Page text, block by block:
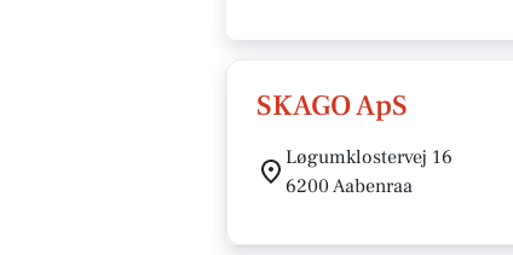
SKAGO ApS
Løgumklostervej 16
6200 Aabenraa